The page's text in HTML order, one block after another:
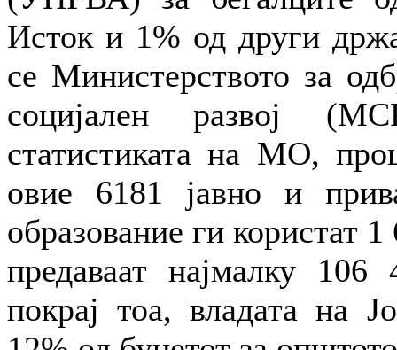
Исток и 1% од други
се Министерството за
социјален развој
статистиката на МО,
овие 6181 јавно и
образование ги користат
предаваат најмалку
покрај тоа, владата на